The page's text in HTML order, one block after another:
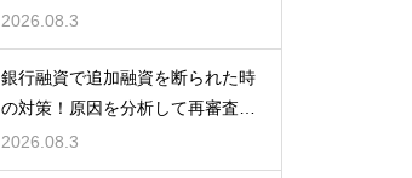
ー
2026.08.3
銀行融資で追加融資を断られた時
の対策！原因を分析して再審査を
狙う
2026.08.3